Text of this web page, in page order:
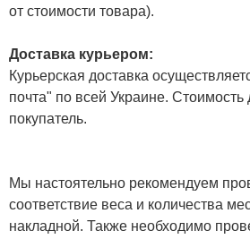
от стоимости товара).
Доставка курьером:
Курьерская доставка
почта" по всей Украине. Стоимость
покупатель.
Мы настоятельно рекомендуем
соответствие веса и количества
накладной. Также необходимо